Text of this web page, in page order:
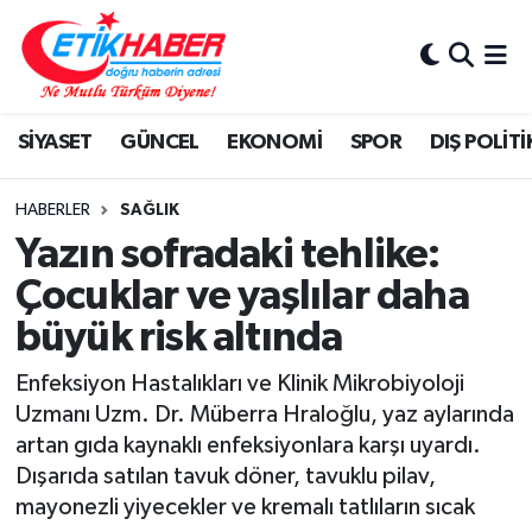
SİYASET GÜNCEL EKONOMİ SPOR DIŞ
HABERLER SAĞLIK
Yazın sofradaki tehlike:
Çocuklar ve yaşlılar daha
büyük risk altında
Enfeksiyon Hastalıkları ve Klinik Mikrobiyoloji
Uzmanı Uzm. Dr. Müberra Hraloğlu, yaz aylarında
artan gıda kaynaklı enfeksiyonlara karşı uyardı.
Dışarıda satılan tavuk döner, tavuklu pilav,
mayonezli yiyecekler ve kremalı tatlıların sıcak
BİLİM-TEKNOLOJİ
DIŞ POLİTİKA
DÜNYA
EĞİTİM GENÇLİK
EKONOMİ
KÖŞE YAZILARI
KÜLTÜR-SANAT-MAGAZİN
MEDYA
Nöbetçi Eczaneler
Hava Durumu
İstanbul Namaz Vakitleri
Trafik Durumu
Süper Lig Puan Durumu ve Fikstür
Tüm Manşetler
Son Dakika Haberleri
Haber Arşivi